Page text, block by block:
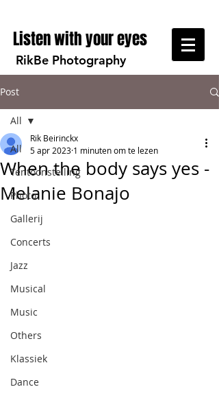
Listen with your eyes
RikBe Photography
Post
All
Tentoonstelling
Photo
Gallerij
Concerts
Jazz
Musical
Music
Others
Klassiek
Dance
All
When the body says yes -
Melanie Bonajo
Rik Beirinckx
5 apr 2023 1 minuten om te lezen